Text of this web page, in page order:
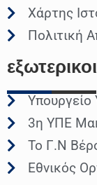
Χάρτης
Πολιτική
εξωτερικοι
Υπουργείο
3η ΥΠΕ
Το Γ.Ν
Εθνικός